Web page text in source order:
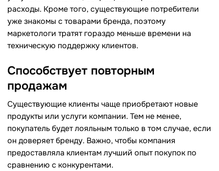
расходы. Кроме того, существующие потребители
уже знакомы с товарами бренда, поэтому
маркетологи тратят гораздо меньше времени на
техническую поддержку клиентов.
Способствует повторным
продажам
Существующие клиенты чаще приобретают новые
продукты или услуги компании. Тем не менее,
покупатель будет лояльным только в том случае, если
он доверяет бренду. Важно, чтобы компания
предоставляла клиентам лучший опыт покупок по
сравнению с конкурентами.